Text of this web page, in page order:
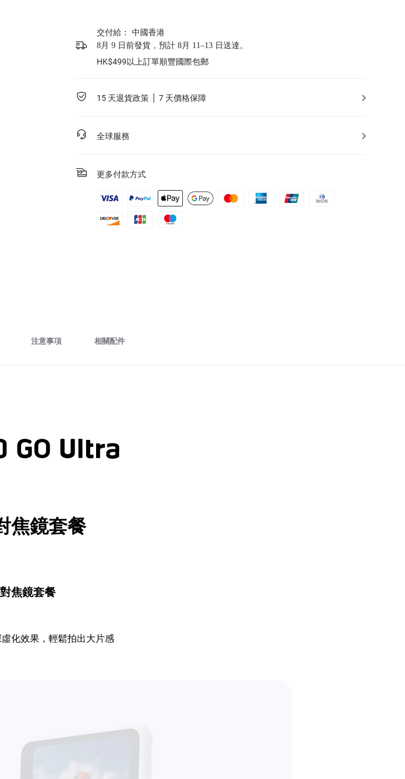
交付給：
中國香港
8月 9 日前發貨，預計 8月 11–13 日送達。
HK$499以上訂單順豐國際包郵
15 天退貨政策 7 天價格保障
全球服務
更多付款方式
注意事項 相關配件
焦鏡套餐
焦鏡套餐
化效果，輕鬆拍出大片感